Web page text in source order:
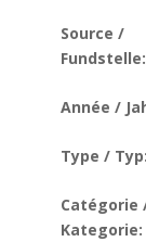
Source /
Fundstelle:
Année /
Type / Typ:
Catégorie
Kategorie: